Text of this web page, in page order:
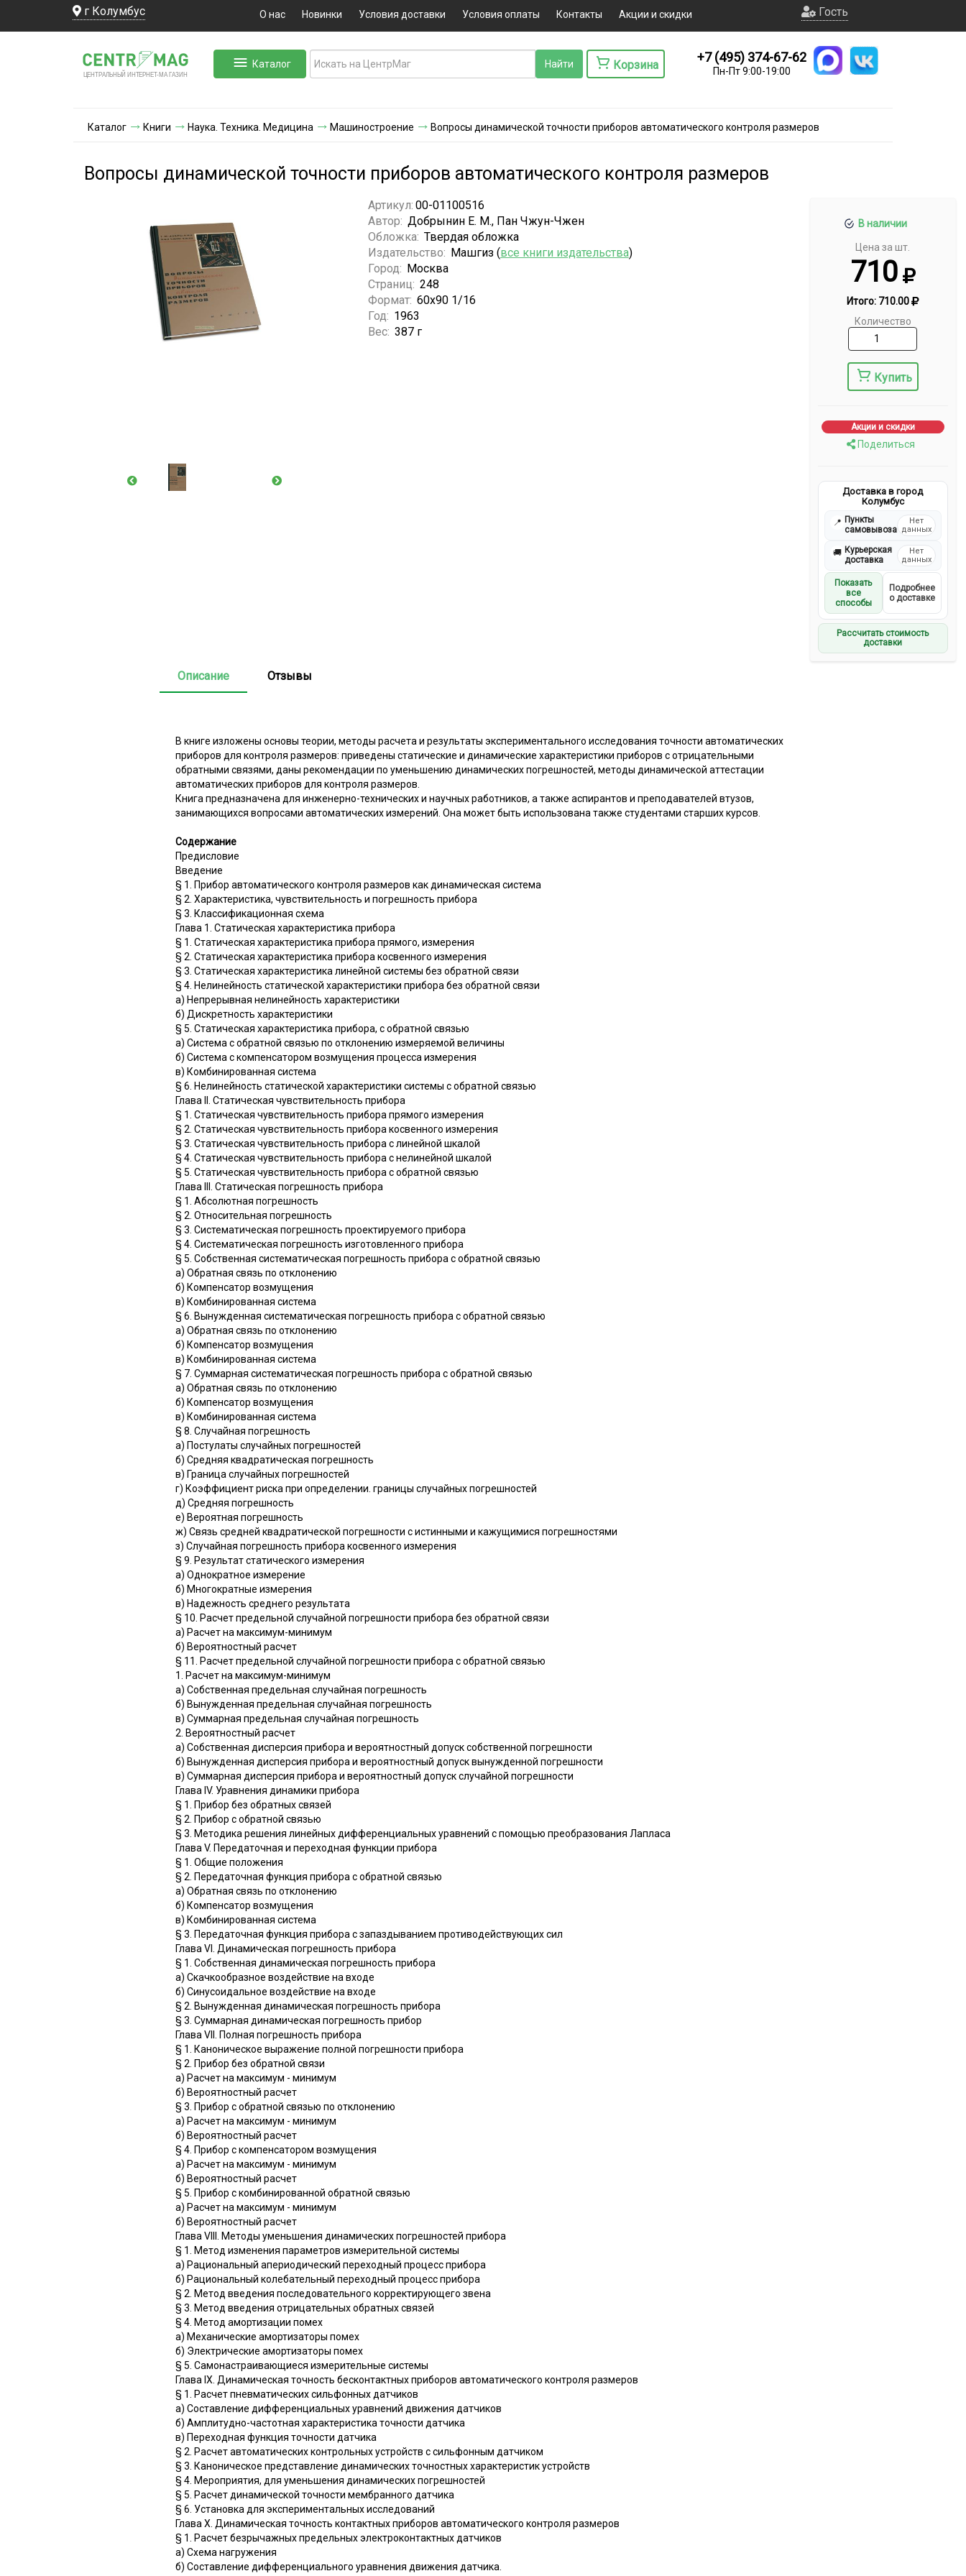
г Колумбус О нас Новинки Условия доставки Условия оплаты Контакты Акции и скидки Гость
ЦЕНТРАЛЬНЫЙ ИНТЕРНЕТ-МА ГАЗИН
Каталог Корзина
+7 (495) 374-67-62
Пн-Пт 9:00-19:00
Каталог Книги Наука. Техника. Медицина Машиностроение Вопросы динамической точности приборов автоматического контроля размеров
Вопросы динамической точности приборов автоматического контроля размеров
В наличии
Цена за шт.
710
Итого: 710.00
Количество
Купить
Акции и скидки
Поделиться
Доставка в город
Колумбус
📍 Пункты
самовывоза
Нет
данных
🚚 Курьерская
доставка
Нет
данных
Показать
все
способы
Подробнее
о доставке
Рассчитать стоимость
доставки
Артикул: 00-01100516
Автор: Добрынин Е. М., Пан Чжун-Чжен
Обложка: Твердая обложка
Издательство: Машгиз (все книги издательства)
Город: Москва
Страниц: 248
Формат: 60х90 1/16
Год: 1963
Вес: 387 г
Описание Отзывы
В книге изложены основы теории, методы расчета и результаты экспериментального исследования точности автоматических
приборов для контроля размеров: приведены статические и динамические характеристики приборов с отрицательными
обратными связями, даны рекомендации по уменьшению динамических погрешностей, методы динамической аттестации
автоматических приборов для контроля размеров.
Книга предназначена для инженерно-технических и научных работников, а также аспирантов и преподавателей втузов,
занимающихся вопросами автоматических измерений. Она может быть использована также студентами старших курсов.
Содержание
Предисловие
Введение
§ 1. Прибор автоматического контроля размеров как динамическая система
§ 2. Характеристика, чувствительность и погрешность прибора
§ 3. Классификационная схема
Глава 1. Статическая характеристика прибора
§ 1. Статическая характеристика прибора прямого, измерения
§ 2. Статическая характеристика прибора косвенного измерения
§ 3. Статическая характеристика линейной системы без обратной связи
§ 4. Нелинейность статической характеристики прибора без обратной связи
а) Непрерывная нелинейность характеристики
б) Дискретность характеристики
§ 5. Статическая характеристика прибора, с обратной связью
а) Система с обратной связью по отклонению измеряемой величины
б) Система с компенсатором возмущения процесса измерения
в) Комбинированная система
§ 6. Нелинейность статической характеристики системы с обратной связью
Глава II. Статическая чувствительность прибора
§ 1. Статическая чувствительность прибора прямого измерения
§ 2. Статическая чувствительность прибора косвенного измерения
§ 3. Статическая чувствительность прибора с линейной шкалой
§ 4. Статическая чувствительность прибора с нелинейной шкалой
§ 5. Статическая чувствительность прибора с обратной связью
Глава III. Статическая погрешность прибора
§ 1. Абсолютная погрешность
§ 2. Относительная погрешность
§ 3. Систематическая погрешность проектируемого прибора
§ 4. Систематическая погрешность изготовленного прибора
§ 5. Собственная систематическая погрешность прибора с обратной связью
а) Обратная связь по отклонению
б) Компенсатор возмущения
в) Комбинированная система
§ 6. Вынужденная систематическая погрешность прибора с обратной связью
а) Обратная связь по отклонению
б) Компенсатор возмущения
в) Комбинированная система
§ 7. Суммарная систематическая погрешность прибора с обратной связью
а) Обратная связь по отклонению
б) Компенсатор возмущения
в) Комбинированная система
§ 8. Случайная погрешность
а) Постулаты случайных погрешностей
б) Средняя квадратическая погрешность
в) Граница случайных погрешностей
г) Коэффициент риска при определении. границы случайных погрешностей
д) Средняя погрешность
е) Вероятная погрешность
ж) Связь средней квадратической погрешности с истинными и кажущимися погрешностями
з) Случайная погрешность прибора косвенного измерения
§ 9. Результат статического измерения
а) Однократное измерение
б) Многократные измерения
в) Надежность среднего результата
§ 10. Расчет предельной случайной погрешности прибора без обратной связи
а) Расчет на максимум-минимум
б) Вероятностный расчет
§ 11. Расчет предельной случайной погрешности прибора с обратной связью
1. Расчет на максимум-минимум
а) Собственная предельная случайная погрешность
б) Вынужденная предельная случайная погрешность
в) Суммарная предельная случайная погрешность
2. Вероятностный расчет
а) Собственная дисперсия прибора и вероятностный допуск собственной погрешности
б) Вынужденная дисперсия прибора и вероятностный допуск вынужденной погрешности
в) Суммарная дисперсия прибора и вероятностный допуск случайной погрешности
Глава IV. Уравнения динамики прибора
§ 1. Прибор без обратных связей
§ 2. Прибор с обратной связью
§ 3. Методика решения линейных дифференциальных уравнений с помощью преобразования Лапласа
Глава V. Передаточная и переходная функции прибора
§ 1. Общие положения
§ 2. Передаточная функция прибора с обратной связью
а) Обратная связь по отклонению
б) Компенсатор возмущения
в) Комбинированная система
§ 3. Передаточная функция прибора с запаздыванием противодействующих сил
Глава VI. Динамическая погрешность прибора
§ 1. Собственная динамическая погрешность прибора
а) Скачкообразное воздействие на входе
б) Синусоидальное воздействие на входе
§ 2. Вынужденная динамическая погрешность прибора
§ 3. Суммарная динамическая погрешность прибор
Глава VII. Полная погрешность прибора
§ 1. Каноническое выражение полной погрешности прибора
§ 2. Прибор без обратной связи
а) Расчет на максимум - минимум
б) Вероятностный расчет
§ 3. Прибор с обратной связью по отклонению
а) Расчет на максимум - минимум
б) Вероятностный расчет
§ 4. Прибор с компенсатором возмущения
а) Расчет на максимум - минимум
б) Вероятностный расчет
§ 5. Прибор с комбинированной обратной связью
а) Расчет на максимум - минимум
б) Вероятностный расчет
Глава VIII. Методы уменьшения динамических погрешностей прибора
§ 1. Метод изменения параметров измерительной системы
а) Рациональный апериодический переходный процесс прибора
б) Рациональный колебательный переходный процесс прибора
§ 2. Метод введения последовательного корректирующего звена
§ 3. Метод введения отрицательных обратных связей
§ 4. Метод амортизации помех
а) Механические амортизаторы помех
б) Электрические амортизаторы помех
§ 5. Самонастраивающиеся измерительные системы
Глава IX. Динамическая точность бесконтактных приборов автоматического контроля размеров
§ 1. Расчет пневматических сильфонных датчиков
а) Составление дифференциальных уравнений движения датчиков
б) Амплитудно-частотная характеристика точности датчика
в) Переходная функция точности датчика
§ 2. Расчет автоматических контрольных устройств с сильфонным датчиком
§ 3. Каноническое представление динамических точностных характеристик устройств
§ 4. Мероприятия, для уменьшения динамических погрешностей
§ 5. Расчет динамической точности мембранного датчика
§ 6. Установка для экспериментальных исследований
Глава X. Динамическая точность контактных приборов автоматического контроля размеров
§ 1. Расчет безрычажных предельных электроконтактных датчиков
а) Схема нагружения
б) Составление дифференциального уравнения движения датчика.